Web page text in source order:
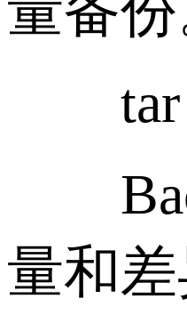
tar：
量和